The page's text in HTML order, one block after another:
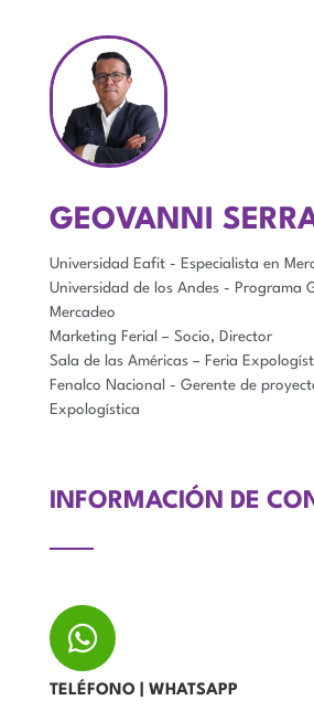
GEOVANNI
Universidad Eafit - Especialista en
Universidad de los Andes - Programa
Mercadeo
Marketing Ferial – Socio, Director
Sala de las Américas – Feria
Fenalco Nacional - Gerente de
Expologística
INFORMACIÓN DE
TELÉFONO | WHATSAPP